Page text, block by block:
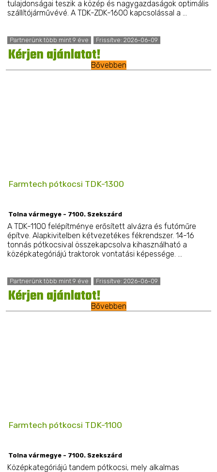
tulajdonságai teszik a közép és nagygazdaságok optimális
szállítójárművévé. A TDK-ZDK-1600 kapcsolással a ...
Partnerünk több mint 9 éve Frissítve: 2026-06-09
Kérjen ajánlatot!Bővebben
Farmtech pótkocsi TDK-1300
Tolna vármegye - 7100. Szekszárd
A TDK-1100 felépítménye erősített alvázra és futóműre
építve. Alapkivitelben kétvezetékes fékrendszer. 14-16
tonnás pótkocsival összekapcsolva kihasználható a
középkategóriájú traktorok vontatási képessége. ...
Partnerünk több mint 9 éve Frissítve: 2026-06-09
Kérjen ajánlatot!Bővebben
Farmtech pótkocsi TDK-1100
Tolna vármegye - 7100. Szekszárd
Középkategóriájú tandem pótkocsi, mely alkalmas